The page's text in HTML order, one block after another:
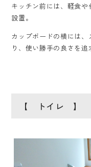
キッチン前には、軽食
設置。
カップボードの横には
り、使い勝手の良さを追
【 トイレ 】